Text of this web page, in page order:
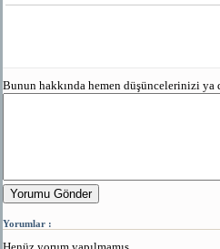
Bunun hakkında hemen düşüncelerinizi ya
Yorumu Gönder
Yorumlar :